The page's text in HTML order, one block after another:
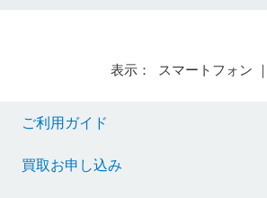
表示： スマートフォン ｜
ご利用ガイド
買取お申し込み